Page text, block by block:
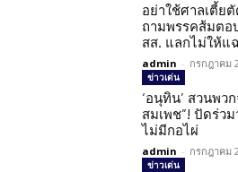
อย่าใช้ศาลเตี้ย
ถามพรรคส้มตอ
สส. แลกไม่ให้แ
admin - กรกฎาคม
ข่าวเด่น
‘อนุทิน’ สวนพว
สมเพช”! ปัดร่ว
ไม่มีกอไผ่
admin - กรกฎาคม
ข่าวเด่น